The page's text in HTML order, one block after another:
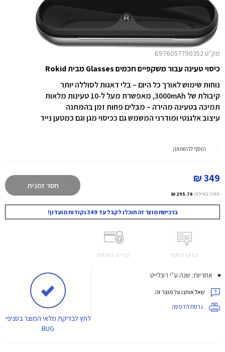
מק"ט 6976057790352
כיסוי טעינה עבור משקפיים חכמים Glasses מבית Rokid
נוחות שימוש לאורך כל היום – בלי דאגות לסוללה יותר
קיבולת של ‎3000mAh‎, מאפשרת מעל ל‑10 טעינות מלאות
תמיכה בטעינה מהירה – מבלים פחות זמן בהמתנה
עיצוב אלגנטי ומודרני המשמש גם ככיסוי מגן וגם כמטען נייד
הוסף להשוואה
349 ₪
מחיר באילת: 295.76 ₪
חסר זמנית
ברכישת מוצר זה תוכלו לקבל עד 349 נקודות מועדון!
יבואן רשמי קנייה בטוחה
אחריות: שנה ע"י רונלייט
שאל אותנו על מוצר זה
גרסת הדפסה
לחץלבדיקת מלאי המוצר בסניפי
BUG